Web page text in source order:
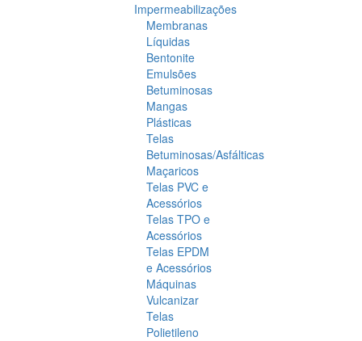
Impermeabilizações
Membranas
Líquidas
Bentonite
Emulsões
Betuminosas
Mangas
Plásticas
Telas
Betuminosas/Asfálticas
Maçaricos
Telas PVC e
Acessórios
Telas TPO e
Acessórios
Telas EPDM
e Acessórios
Máquinas
Vulcanizar
Telas
Polietileno